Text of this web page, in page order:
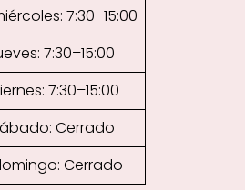
7:30–15:00
7:30–15:00
7:30–15:00
Cerrado
Cerrado